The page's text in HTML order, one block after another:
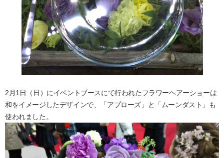
2月1日（日）にイベントブースにて行われたフラワーヘアーショーは
和をイメージしたデザインで、「アプローズ」と「ムーンダスト」も
使われました。